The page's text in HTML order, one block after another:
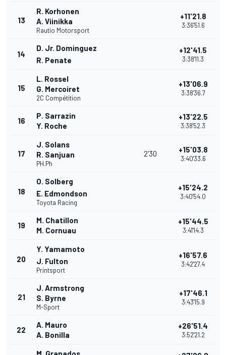
13
R. Korhonen
A. Viinikka
Rautio Motorsport
+11'21.8
3:36'51.6
14
D. Jr. Dominguez
R. Penate
+12'41.5
3:38'11.3
15
L. Rossel
G. Mercoiret
2C Compétition
+13'06.9
3:38'36.7
16
P. Sarrazin
Y. Roche
+13'22.5
3:38'52.3
17
J. Solans
R. Sanjuan
PH.Ph
2'30 +15'03.8
3:40'33.6
18
O. Solberg
E. Edmondson
Toyota Racing
+15'24.2
3:40'54.0
19
M. Chatillon
M. Cornuau
+15'44.5
3:41'14.3
20
Y. Yamamoto
J. Fulton
Printsport
+16'57.6
3:42'27.4
21
J. Armstrong
S. Byrne
M-Sport
+17'46.1
3:43'15.9
22
A. Mauro
A. Bonilla
+26'51.4
3:52'21.2